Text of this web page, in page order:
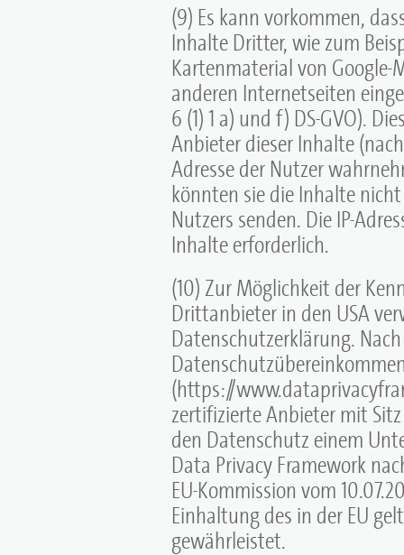
(9) Es kann vorkommen,
Inhalte Dritter, wie zum
Kartenmaterial von Google-
anderen Internetseiten
6 (1) 1 a) und f) DS-GVO).
Anbieter dieser Inhalte
Adresse der Nutzer
könnten sie die Inhalte
Nutzers senden. Die IP-
Inhalte erforderlich.
(10) Zur Möglichkeit der
Drittanbieter in den USA
Datenschutzerklärung. Nach
(https://
zertifizierte Anbieter mit
den Datenschutz einem
Data Privacy Framework
EU-Kommission vom
Einhaltung des in der EU
gewährleistet.